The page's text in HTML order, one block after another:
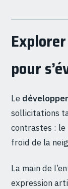
pour
Le
sollicitations
contrastes : le
froid de la
La main de
expression